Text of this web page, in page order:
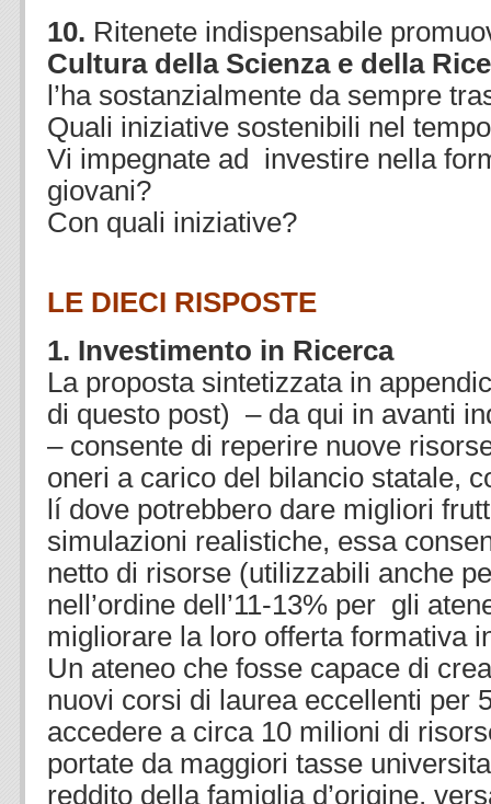
10. Ritenete indispensabile
Cultura della Scienza e della
l’ha sostanzialmente da sempre
Quali iniziative sostenibili nel
Vi impegnate ad investire nella
giovani?
Con quali iniziative?
LE DIECI RISPOSTE
1. Investimento in Ricerca
La proposta sintetizzata in
di questo post) – da qui in avanti
– consente di reperire nuove
oneri a carico del bilancio statale,
lí dove potrebbero dare migliori
simulazioni realistiche, essa
netto di risorse (utilizzabili anche
nell’ordine dell’11-13% per gli
migliorare la loro offerta formativa
Un ateneo che fosse capace di
nuovi corsi di laurea eccellenti per
accedere a circa 10 milioni di
portate da maggiori tasse
reddito della famiglia d’origine,